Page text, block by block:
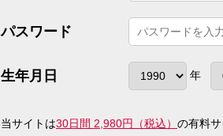
パスワード
生年月日 年
当サイトは30日間 2,980円（税込） の有料サ